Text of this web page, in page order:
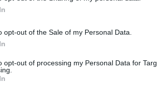
opt-out of the Sale of my Personal Data.
opt-out of processing my Personal Data for
kifolyólag leöntötték vörösborral,